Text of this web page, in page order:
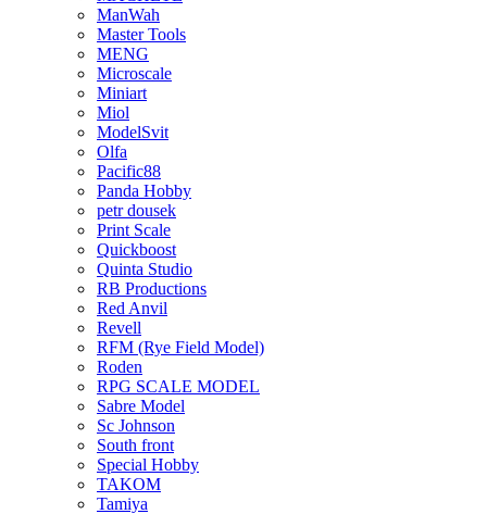
ManWah
Master Tools
MENG
Microscale
Miniart
Miol
ModelSvit
Olfa
Pacific88
Panda Hobby
petr dousek
Print Scale
Quickboost
Quinta Studio
RB Productions
Red Anvil
Revell
RFM (Rye Field Model)
Roden
RPG SCALE MODEL
Sabre Model
Sc Johnson
South front
Special Hobby
TAKOM
Tamiya